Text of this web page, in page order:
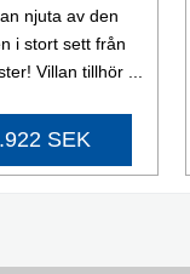
njuta av den
i stort sett från
Villan tillhör ...
SEK